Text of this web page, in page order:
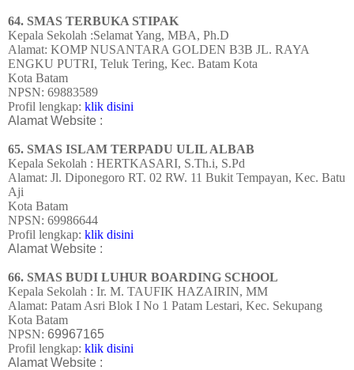
64. SMAS TERBUKA STIPAK
Kepala Sekolah :Selamat Yang, MBA, Ph.D
Alamat: KOMP NUSANTARA GOLDEN B3B JL. RAYA
ENGKU PUTRI, Teluk Tering, Kec. Batam Kota
Kota Batam
NPSN: 69883589
Profil lengkap: klik disini
Alamat Website :
65. SMAS ISLAM TERPADU ULIL ALBAB
Kepala Sekolah : HERTKASARI, S.Th.i, S.Pd
Alamat: Jl. Diponegoro RT. 02 RW. 11 Bukit Tempayan, Kec. Batu
Aji
Kota Batam
NPSN: 69986644
Profil lengkap: klik disini
Alamat Website :
66. SMAS BUDI LUHUR BOARDING SCHOOL
Kepala Sekolah : Ir. M. TAUFIK HAZAIRIN, MM
Alamat: Patam Asri Blok I No 1 Patam Lestari, Kec. Sekupang
Kota Batam
NPSN: 69967165
Profil lengkap: klik disini
Alamat Website :